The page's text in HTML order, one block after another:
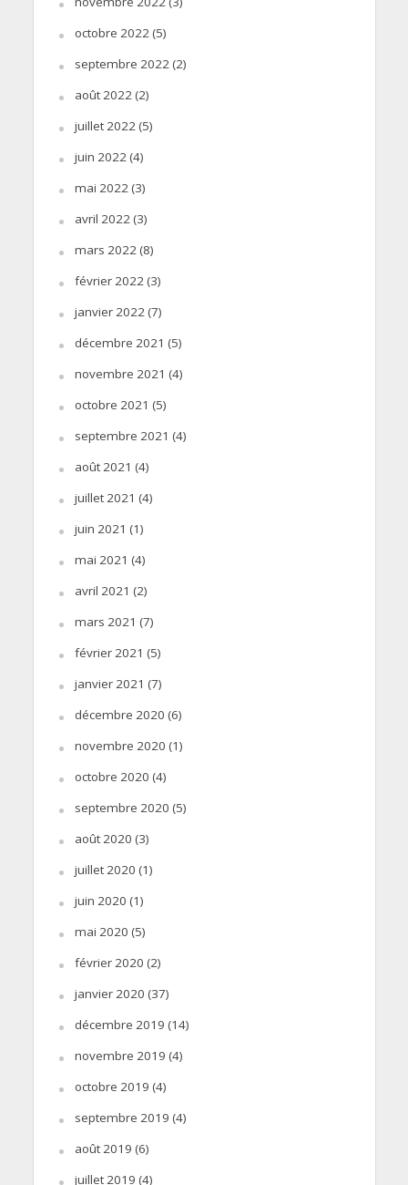
octobre 2022 (5)
septembre 2022 (2)
août 2022 (2)
juillet 2022 (5)
juin 2022 (4)
mai 2022 (3)
avril 2022 (3)
mars 2022 (8)
février 2022 (3)
janvier 2022 (7)
décembre 2021 (5)
novembre 2021 (4)
octobre 2021 (5)
septembre 2021 (4)
août 2021 (4)
juillet 2021 (4)
juin 2021 (1)
mai 2021 (4)
avril 2021 (2)
mars 2021 (7)
février 2021 (5)
janvier 2021 (7)
décembre 2020 (6)
novembre 2020 (1)
octobre 2020 (4)
septembre 2020 (5)
août 2020 (3)
juillet 2020 (1)
juin 2020 (1)
mai 2020 (5)
février 2020 (2)
janvier 2020 (37)
décembre 2019 (14)
novembre 2019 (4)
octobre 2019 (4)
septembre 2019 (4)
août 2019 (6)
juillet 2019 (4)